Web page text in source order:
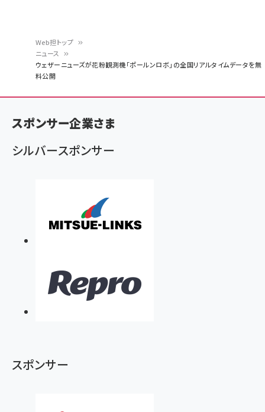
く
ず
Web担トップ
ニュース
ウェザーニューズが花粉観測機「ポールンロボ」の全国リアルタイムデータを無
料公開
スポンサー企業さま
シルバースポンサー
スポンサー